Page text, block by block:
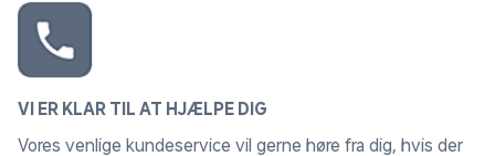
VI ER KLAR TIL AT HJÆLPE DIG
Vores venlige kundeservice vil gerne høre fra dig, hvis der